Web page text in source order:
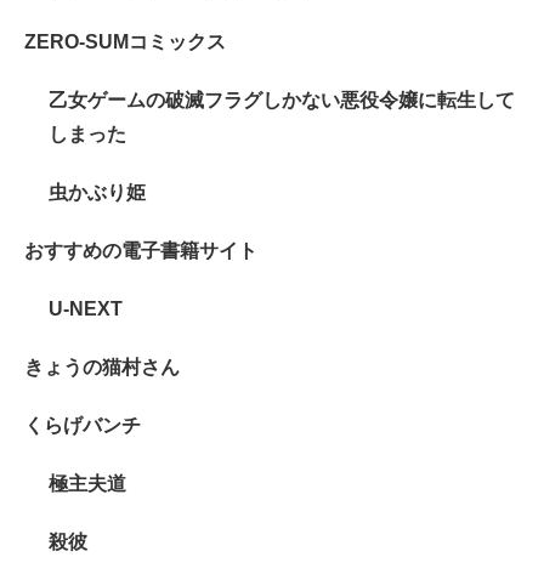
ZERO-SUMコミックス
乙女ゲームの破滅フラグしかない悪役令嬢に転生して
しまった
虫かぶり姫
おすすめの電子書籍サイト
U-NEXT
きょうの猫村さん
くらげバンチ
極主夫道
殺彼